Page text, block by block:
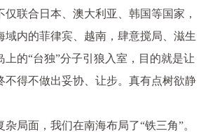
仅联合日本、澳大利亚、韩国等国家，
域内的菲律宾、越南，肆意搅局、滋生
上的“台独”分子引狼入室，目的就是让
不得不做出妥协、让步。真有点树欲静
杂局面，我们在南海布局了“铁三角”。